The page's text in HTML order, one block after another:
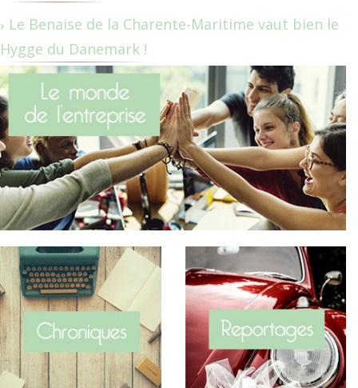
Le Benaise de la Charente-Maritime vaut bien le
Hygge du Danemark !